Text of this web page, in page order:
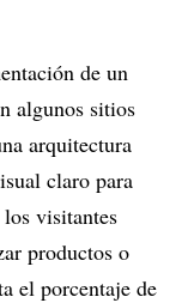
de un
algunos sitios
arquitectura
claro para
visitantes
productos o
el porcentaje de